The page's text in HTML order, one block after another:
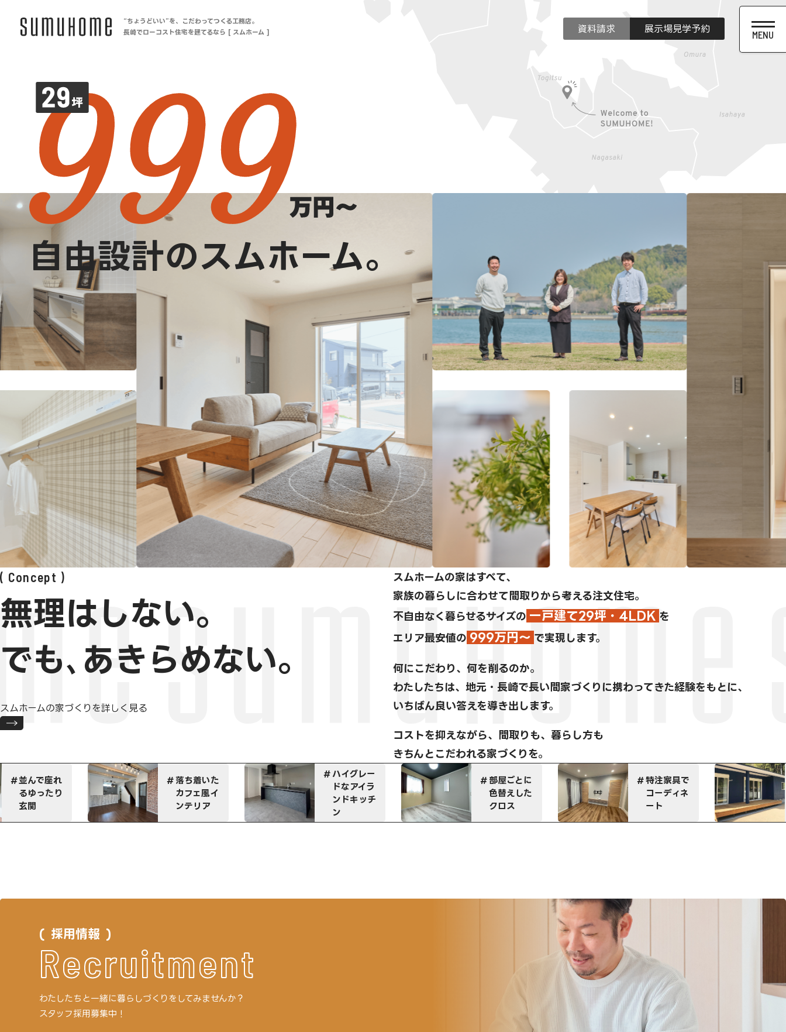
“ちょうどいい”を、こだわってつくる工務店。
長崎でローコスト住宅を建てるなら [ スムホーム ]
資料請求 展示場見学予約
自由設計のスムホーム。
Concept
無理はしない。
でも､あきらめない。
スムホームの家づくりを詳しく見る
スムホームの家はすべて、
家族の暮らしに合わせて間取りから考える注文住宅。
不自由なく暮らせるサイズの 一戸建て29坪・4LDK を
エリア最安値の 999万円～ で実現します。
何にこだわり、何を削るのか。
わたしたちは、地元・長崎で長い間家づくりに携わってきた経験をもとに、
いちばん良い答えを導き出します。
コストを抑えながら、間取りも、暮らし方も
きちんとこだわれる家づくりを。
落ち着いた
カフェ風イ
ンテリア
ドなアイラ
ンドキッチ
ン
部屋ごとに
色替えした
クロス
特注家具で
コーディネ
ート
ひろびろウ
ッドデッキ
採用情報
Recruitment
わたしたちと一緒に暮らしづくりをしてみませんか？
スタッフ採用募集中！